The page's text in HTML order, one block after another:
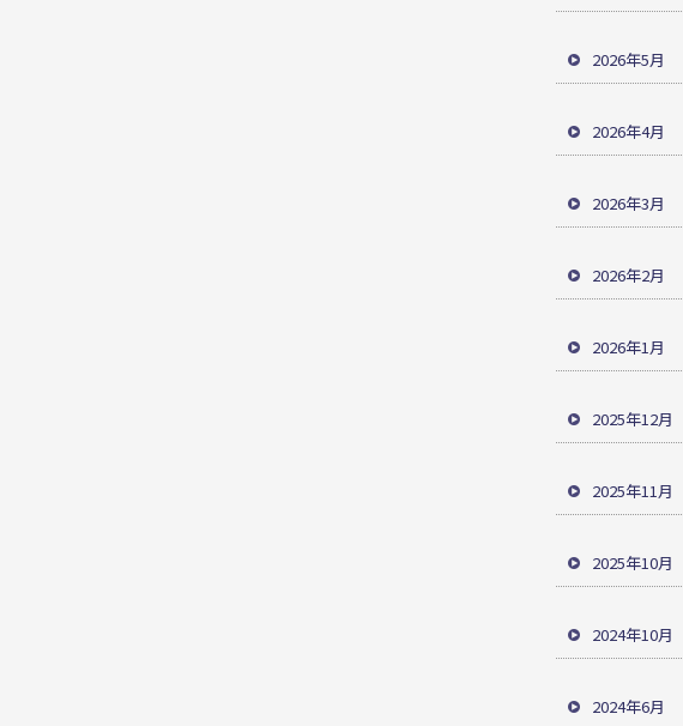
2026年5月
2026年4月
2026年3月
2026年2月
2026年1月
2025年12月
2025年11月
2025年10月
2024年10月
2024年6月